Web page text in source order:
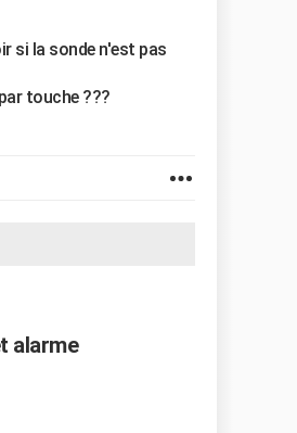
si la sonde n'est pas
touche ???
alarme